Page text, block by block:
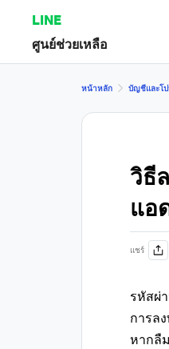
LINE
ศูนย์ช่วยเหลือ
หน้าหลัก บัญชีและโ
วิธี
แอ
แชร์
รหัสผ่
การล
หากลื